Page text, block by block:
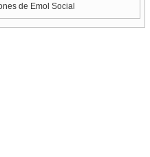
de Emol Social